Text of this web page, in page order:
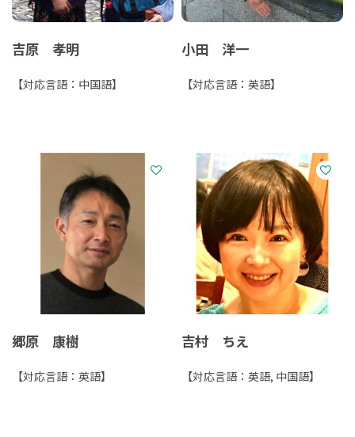
吉原 孝明
【対応言語：中国語】
小田 洋一
【対応言語：英語】
郷原 康樹
【対応言語：英語】
吉村 ちえ
【対応言語：英語, 中国語】